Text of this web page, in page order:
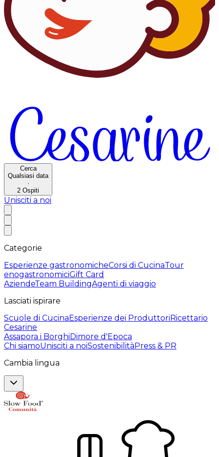
Cerca
Qualsiasi data
·
2 Ospiti
Unisciti a noi
Categorie
Esperienze gastronomicheCorsi di CucinaTour
enogastronomiciGift Card
AziendeTeam BuildingAgenti di viaggio
Lasciati ispirare
Scuole di CucinaEsperienze dei ProduttoriRicettario
Cesarine
Assapora i BorghiDimore d'Epoca
Chi siamoUnisciti a noiSostenibilitàPress & PR
Cambia lingua